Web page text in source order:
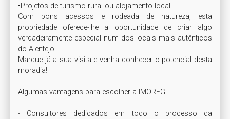
•Projetos de turismo rural ou alojamento local
Com bons acessos e rodeada de natureza, esta
propriedade oferece-lhe a oportunidade de criar algo
verdadeiramente especial num dos locais mais autênticos
do Alentejo.
Marque já a sua visita e venha conhecer o potencial desta
moradia!
Algumas vantagens para escolher a IMOREG
- Consultores dedicados em todo o processo da